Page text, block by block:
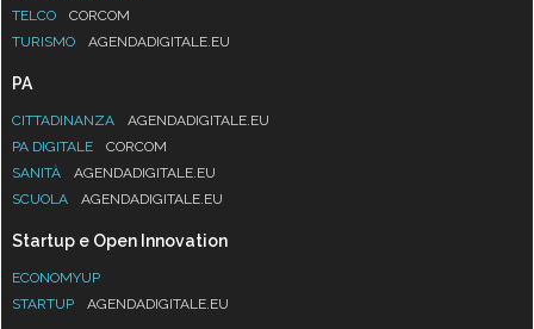
TELCO
CORCOM
TURISMO
AGENDADIGITALE.EU
PA
CITTADINANZA
AGENDADIGITALE.EU
PA DIGITALE
CORCOM
SANITÀ
AGENDADIGITALE.EU
SCUOLA
AGENDADIGITALE.EU
Startup e Open Innovation
ECONOMYUP
STARTUP
AGENDADIGITALE.EU